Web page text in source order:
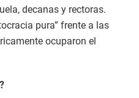
decanas y rectoras.
pura” frente a las
ocuparon el